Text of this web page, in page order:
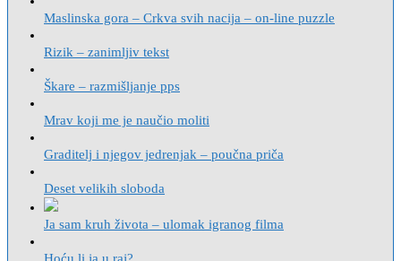
Maslinska gora – Crkva svih nacija – on-line puzzle
Rizik – zanimljiv tekst
Škare – razmišljanje pps
Mrav koji me je naučio moliti
Graditelj i njegov jedrenjak – poučna priča
Deset velikih sloboda
Ja sam kruh života – ulomak igranog filma
Hoću li ja u raj?